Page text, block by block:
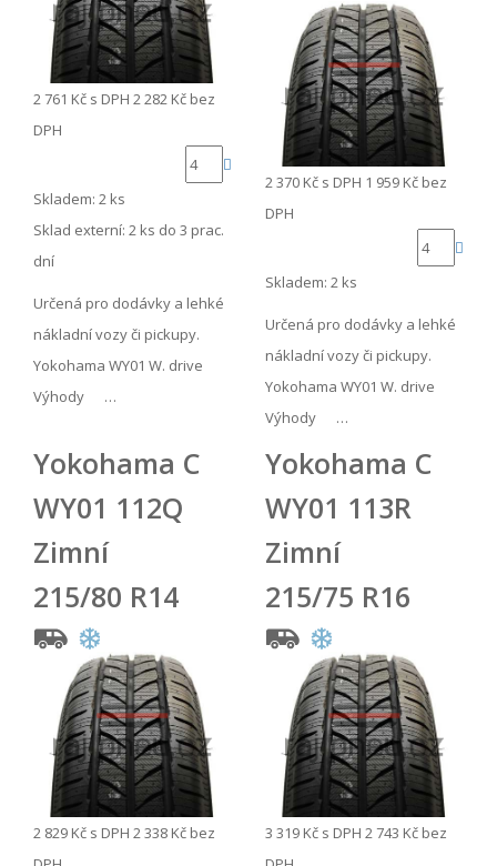
2 761 Kč s DPH 2 282 Kč bez
DPH
Skladem: 2 ks
Sklad externí: 2 ks do 3 prac.
dní
Určená pro dodávky a lehké
nákladní vozy či pickupy.
Yokohama WY01 W. drive
Výhody …
2 370 Kč s DPH 1 959 Kč bez
DPH
Skladem: 2 ks
Určená pro dodávky a lehké
nákladní vozy či pickupy.
Yokohama WY01 W. drive
Výhody …
Yokohama C
WY01 112Q
Zimní
215/80 R14
2 829 Kč s DPH 2 338 Kč bez
Yokohama C
WY01 113R
Zimní
215/75 R16
3 319 Kč s DPH 2 743 Kč bez